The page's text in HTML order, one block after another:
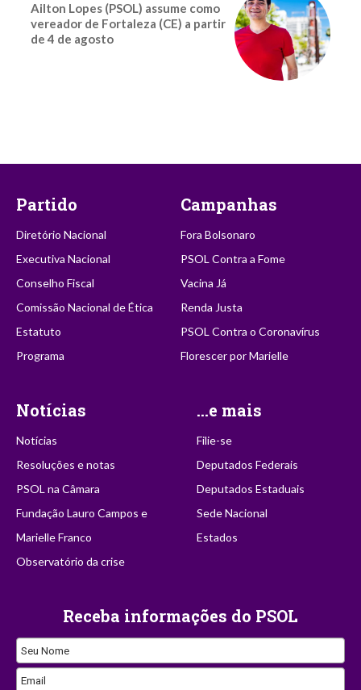
Ailton Lopes (PSOL) assume como
vereador de Fortaleza (CE) a partir
de 4 de agosto
Partido
Diretório Nacional
Executiva Nacional
Conselho Fiscal
Comissão Nacional de Ética
Estatuto
Programa
Campanhas
Fora Bolsonaro
PSOL Contra a Fome
Vacina Já
Renda Justa
PSOL Contra o Coronavírus
Florescer por Marielle
Notícias
Notícias
Resoluções e notas
PSOL na Câmara
Fundação Lauro Campos e
Marielle Franco
Observatório da crise
...e mais
Filie-se
Deputados Federais
Deputados Estaduais
Sede Nacional
Estados
Receba informações do PSOL
Seu Nome
Email
Email